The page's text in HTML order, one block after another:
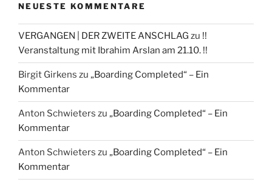
NEUESTE KOMMENTARE
VERGANGEN | DER ZWEITE ANSCHLAG zu !!
Veranstaltung mit Ibrahim Arslan am 21.10. !!
Birgit Girkens zu „Boarding Completed“ – Ein
Kommentar
Anton Schwieters zu „Boarding Completed“ – Ein
Kommentar
Anton Schwieters zu „Boarding Completed“ – Ein
Kommentar